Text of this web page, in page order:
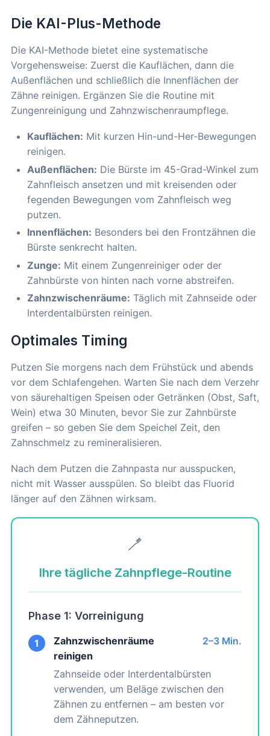
Die KAI-Plus-Methode
Die KAI-Methode bietet eine systematische
Vorgehensweise: Zuerst die Kauflächen, dann die
Außenflächen und schließlich die Innenflächen der
Zähne reinigen. Ergänzen Sie die Routine mit
Zungenreinigung und Zahnzwischenraumpflege.
Kauflächen: Mit kurzen Hin-und-Her-Bewegungen
reinigen.
Außenflächen: Die Bürste im 45-Grad-Winkel zum
Zahnfleisch ansetzen und mit kreisenden oder
fegenden Bewegungen vom Zahnfleisch weg
putzen.
Innenflächen: Besonders bei den Frontzähnen die
Bürste senkrecht halten.
Zunge: Mit einem Zungenreiniger oder der
Zahnbürste von hinten nach vorne abstreifen.
Zahnzwischenräume: Täglich mit Zahnseide oder
Interdentalbürsten reinigen.
Optimales Timing
Putzen Sie morgens nach dem Frühstück und abends
vor dem Schlafengehen. Warten Sie nach dem Verzehr
von säurehaltigen Speisen oder Getränken (Obst, Saft,
Wein) etwa 30 Minuten, bevor Sie zur Zahnbürste
greifen – so geben Sie dem Speichel Zeit, den
Zahnschmelz zu remineralisieren.
Nach dem Putzen die Zahnpasta nur ausspucken,
nicht mit Wasser ausspülen. So bleibt das Fluorid
länger auf den Zähnen wirksam.
🪥
Ihre tägliche Zahnpflege-Routine
Phase 1: Vorreinigung
1 2–3 Min.
Zahnzwischenräume
reinigen
Zahnseide oder Interdentalbürsten
verwenden, um Beläge zwischen den
Zähnen zu entfernen – am besten vor
dem Zähneputzen.